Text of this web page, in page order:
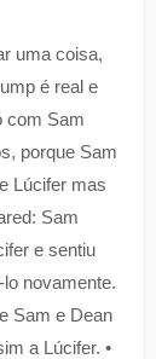
uma coisa,
é real e
com Sam
porque Sam
Lúcifer mas
Sam
e sentiu
novamente.
Sam e Dean
a Lúcifer. •